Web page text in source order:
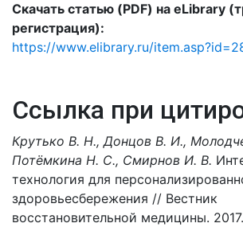
Скачать статью (PDF) на eLibrary
регистрация):
https://www.elibrary.ru/
Ссылка при
Крутько В. Н., Донцов В. И.,
Потёмкина Н. С., Смирнов И. В.
технология для
здоровьесбережения // Вестник
восстановительной медицины.